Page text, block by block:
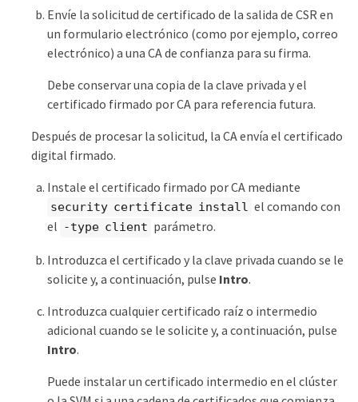
Envíe la solicitud de certificado de la salida de CSR en
un formulario electrónico (como por ejemplo, correo
electrónico) a una CA de confianza para su firma.
Debe conservar una copia de la clave privada y el
certificado firmado por CA para referencia futura.
Después de procesar la solicitud, la CA envía el certificado
digital firmado.
Instale el certificado firmado por CA mediante
security certificate install el comando con
el -type client parámetro.
Introduzca el certificado y la clave privada cuando se le
solicite y, a continuación, pulse Intro.
Introduzca cualquier certificado raíz o intermedio
adicional cuando se le solicite y, a continuación, pulse
Intro.
Puede instalar un certificado intermedio en el clúster